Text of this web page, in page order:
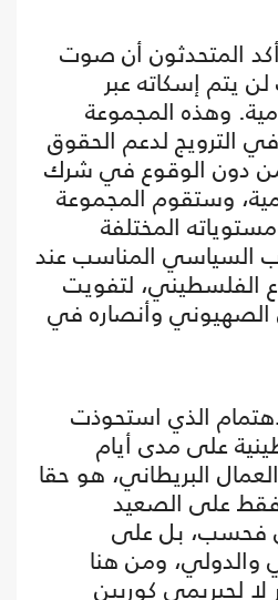
المتحدثون أن صوت
يتم إسكاته عبر
وهذه المجموعة
الترويج لدعم الحقوق
من دون الوقوع في شرك
وستقوم المجموعة
المختلفة
السياسي المناسب عند
الفلسطيني، لتفويت
الصهيوني وأنصاره في
الذي استحوذت
على مدى أيام
البريطاني، هو حقا
على الصعيد
فحسب، بل على
والدولي، ومن هنا
لا لجيريمي كوربين